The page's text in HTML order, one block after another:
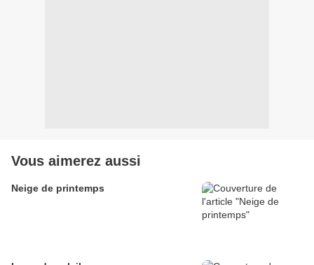
Vous aimerez aussi
Neige de printemps